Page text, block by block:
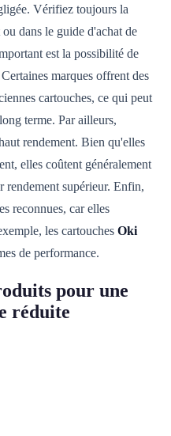
Vérifiez toujours la
dans le guide d'achat de
est la possibilité de
marques offrent des
cartouches, ce qui peut
terme. Par ailleurs,
rendement. Bien qu'elles
elles coûtent généralement
rendement supérieur. Enfin,
reconnues, car elles
les cartouches Oki
de performance.
pour une
réduite